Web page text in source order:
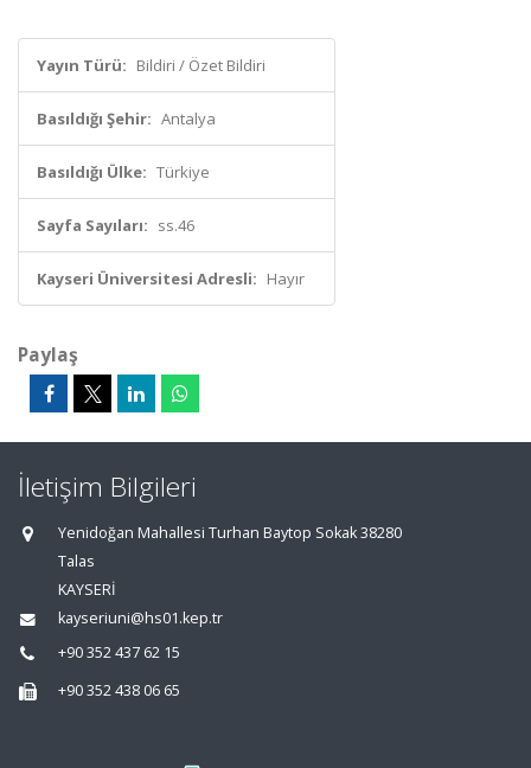
Yayın Türü: Bildiri / Özet Bildiri
Basıldığı Şehir: Antalya
Basıldığı Ülke: Türkiye
Sayfa Sayıları: ss.46
Kayseri Üniversitesi Adresli: Hayır
Paylaş
İletişim Bilgileri
Yenidoğan Mahallesi Turhan Baytop Sokak 38280
Talas
KAYSERİ
kayseriuni@hs01.kep.tr
+90 352 437 62 15
+90 352 438 06 65